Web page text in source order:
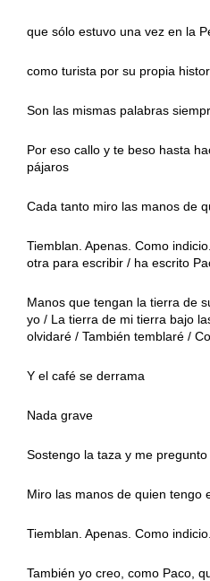
que sólo estuvo una vez en la
como turista por su propia
Son las mismas palabras
Por eso callo y te beso hasta
pájaros
Cada tanto miro las manos de
Tiemblan. Apenas. Como
otra para escribir / ha escrito
Manos que tengan la tierra de
yo / La tierra de mi tierra bajo
olvidaré / También temblaré /
Y el café se derrama
Nada grave
Sostengo la taza y me
Miro las manos de quien tengo
Tiemblan. Apenas. Como indicio.
También yo creo, como Paco,